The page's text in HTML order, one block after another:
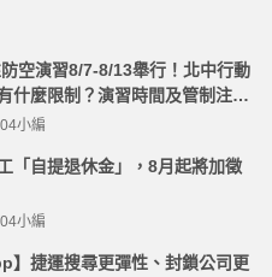
空演習8/7-8/13舉行！北中行動
什麼限制？演習時間及管制注意
小編
「自提退休金」，8月起將加徵
小編
】捷運搜尋更彈性、封鎖公司更